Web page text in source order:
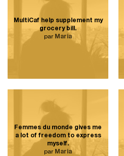
MultiCaf help supplement my
grocery bill.
par Maria
Femmes du monde gives me
a lot of freedom to express
myself.
par Maria